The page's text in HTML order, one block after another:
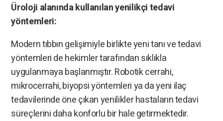
Üroloji alanında kullanılan yenilikçi tedavi
yöntemleri:
Modern tıbbın gelişimiyle birlikte yeni tanı ve tedavi
yöntemleri de hekimler tarafından sıklıkla
uygulanmaya başlanmıştır. Robotik cerrahi,
mikrocerrahi, biyopsi yöntemleri ya da yeni ilaç
tedavilerinde öne çıkan yenilikler hastaların tedavi
süreçlerini daha konforlu bir hale getirmektedir.